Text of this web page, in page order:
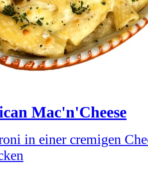
Mac'n'Cheese
in einer cremigen